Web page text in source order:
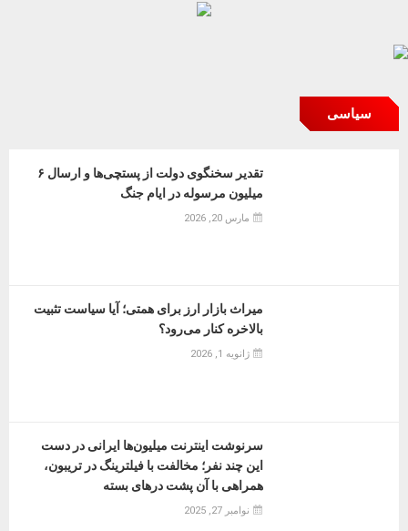
سیاسی
تقدیر سخنگوی دولت از پستچی‌ها و ارسال ۶
میلیون مرسوله در ایام جنگ
مارس 20, 2026
میراث بازار ارز برای همتی؛ آیا سیاست تثبیت
بالاخره کنار می‌رود؟
ژانویه 1, 2026
سرنوشت اینترنت میلیون‌ها ایرانی در دست
این چند نفر؛ مخالفت با فیلترینگ در تریبون،
همراهی با آن پشت درهای بسته
نوامبر 27, 2025